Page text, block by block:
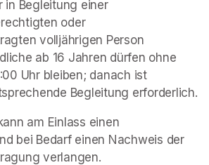
in Begleitung einer
oder
volljährigen Person
ab 16 Jahren dürfen ohne
Uhr bleiben; danach ist
Begleitung erforderlich.
am Einlass einen
bei Bedarf einen Nachweis der
verlangen.